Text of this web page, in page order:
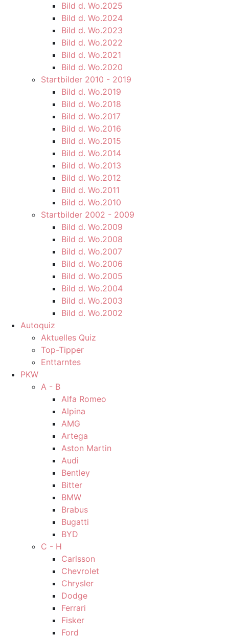
Bild d. Wo.2025
Bild d. Wo.2024
Bild d. Wo.2023
Bild d. Wo.2022
Bild d. Wo.2021
Bild d. Wo.2020
Startbilder 2010 - 2019
Bild d. Wo.2019
Bild d. Wo.2018
Bild d. Wo.2017
Bild d. Wo.2016
Bild d. Wo.2015
Bild d. Wo.2014
Bild d. Wo.2013
Bild d. Wo.2012
Bild d. Wo.2011
Bild d. Wo.2010
Startbilder 2002 - 2009
Bild d. Wo.2009
Bild d. Wo.2008
Bild d. Wo.2007
Bild d. Wo.2006
Bild d. Wo.2005
Bild d. Wo.2004
Bild d. Wo.2003
Bild d. Wo.2002
Autoquiz
Aktuelles Quiz
Top-Tipper
Enttarntes
PKW
A - B
Alfa Romeo
Alpina
AMG
Artega
Aston Martin
Audi
Bentley
Bitter
BMW
Brabus
Bugatti
BYD
C - H
Carlsson
Chevrolet
Chrysler
Dodge
Ferrari
Fisker
Ford